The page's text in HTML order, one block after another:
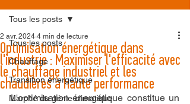
Tous les posts
Chauffage
Transition énergétique
Marché du génie climatique
Tous les posts
Optimisation énergétique dans
l'industrie : Maximiser l'efficacité avec
le chauffage industriel et les
chaudières à haute performance
2 avr. 2024 4 min de lecture
L'optimisation énergétique constitue un